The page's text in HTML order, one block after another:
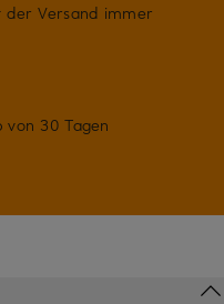
der Versand immer
von 30 Tagen